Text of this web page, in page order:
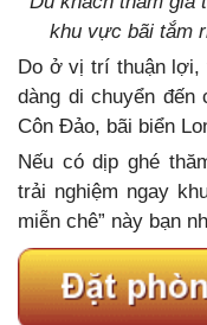
khu vực bãi tắm
Do ở vị trí thuận lợi,
dàng di chuyển đến
Côn Đảo, bãi biển
Nếu có dịp ghé
trải nghiệm ngay
miễn chê” này bạn